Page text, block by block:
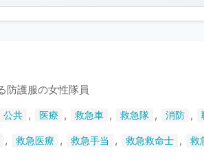
防護服の女性隊員
公共 , 医療 , 救急車 , 救急隊 , 消防 ,
, 救急医療 , 救急手当 , 救急救命士 , 救